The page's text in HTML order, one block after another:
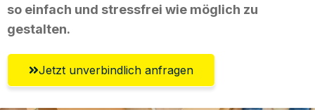
so einfach und stressfrei wie möglich zu
gestalten.
Jetzt unverbindlich anfragen